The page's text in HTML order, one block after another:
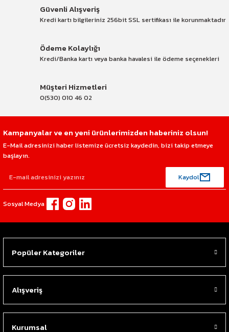
Güvenli Alışveriş
Kredi kartı bilgileriniz 256bit SSL sertifikası ile korunmaktadır
Ödeme Kolaylığı
Kredi/Banka kartı veya banka havalesi ile ödeme seçenekleri
Müşteri Hizmetleri
0(530) 010 46 02
Sosyal Medya
Kampanyalar ve en yeni ürünlerimizden haberiniz olsun!
E-Mail adresinizi haber listemize ücretsiz kaydedin, bizi takip etmeye
başlayın.
Kaydol
Popüler Kategoriler
Alışveriş
Kurumsal